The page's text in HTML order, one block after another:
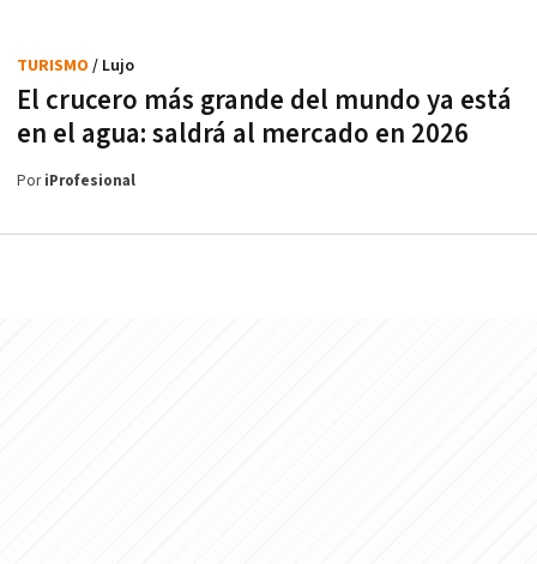
El crucero más grande del mundo ya está
en el agua: saldrá al mercado en 2026
TURISMO / Lujo
PoriProfesional